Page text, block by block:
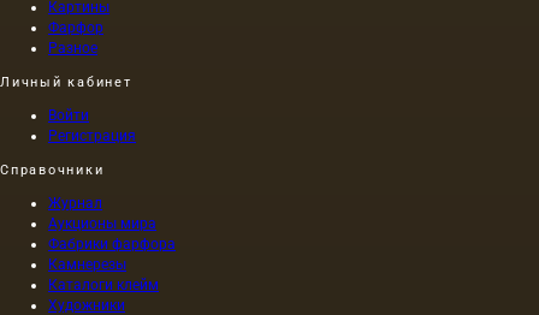
Картины
Фарфор
Разное
Личный кабинет
Войти
Регистрация
Справочники
Журнал
Аукционы мира
Фабрики фарфора
Камнерезы
Каталоги клейм
Художники